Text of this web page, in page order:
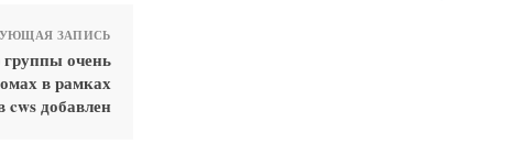
ЗАПИСЬ
очень
в рамках
cws добавлен